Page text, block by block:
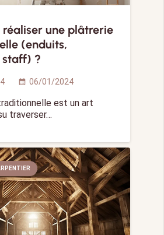
réaliser une plâtrerie
(enduits,
staff) ?
calendar_month 06/01/2024
est un art
traverser…